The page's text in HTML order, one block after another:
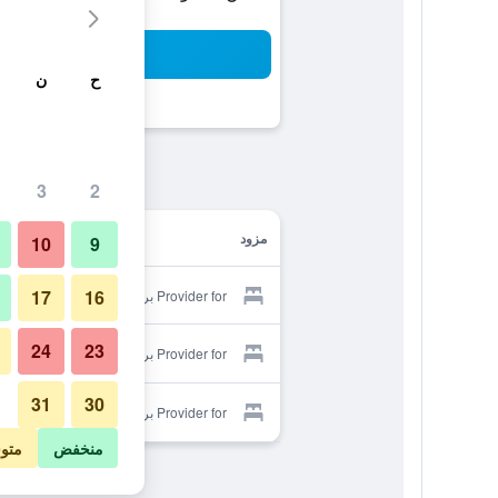
مزود
Provider for برينسيز كاتبا هوتل
Provider for برينسيز كاتبا هوتل
Provider for برينسيز كاتبا هوتل
ح ن
2
3
9
10
16
17
23
24
30
31
منخفض